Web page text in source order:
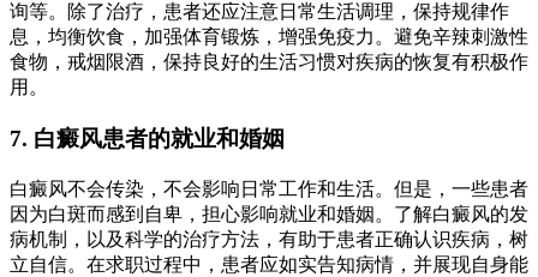
询等。除了治疗，患者还应注意日常生活调理，保持规律作
息，均衡饮食，加强体育锻炼，增强免疫力。避免辛辣刺激性
食物，戒烟限酒，保持良好的生活习惯对疾病的恢复有积极作
用。
7. 白癜风患者的就业和婚姻
白癜风不会传染，不会影响日常工作和生活。但是，一些患者
因为白斑而感到自卑，担心影响就业和婚姻。了解白癜风的发
病机制，以及科学的治疗方法，有助于患者正确认识疾病，树
立自信。在求职过程中，患者应如实告知病情，并展现自身能